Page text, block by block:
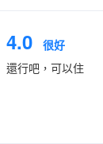
4.0 很好
還行吧，可以住